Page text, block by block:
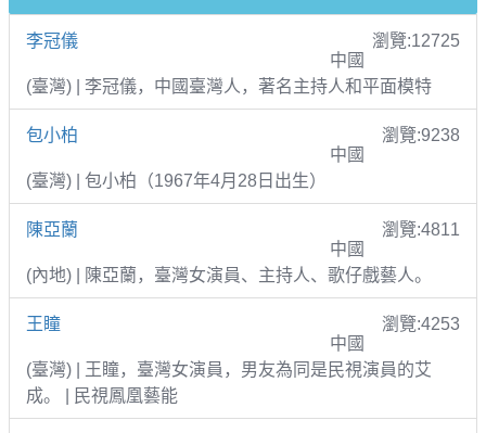
李冠儀
瀏覽:12725
中國
(臺灣) | 李冠儀，中國臺灣人，著名主持人和平面模特
包小柏
瀏覽:9238
中國
(臺灣) | 包小柏（1967年4月28日出生）
陳亞蘭
瀏覽:4811
中國
(內地) | 陳亞蘭，臺灣女演員、主持人、歌仔戲藝人。
王瞳
瀏覽:4253
中國
(臺灣) | 王瞳，臺灣女演員，男友為同是民視演員的艾
成。 | 民視鳳凰藝能